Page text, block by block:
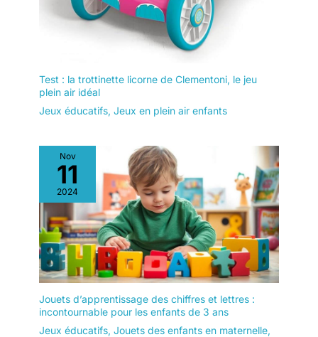
un cadeau précieux qui
séduit à la fois les
enfants et les parents.
Test : la trottinette licorne de Clementoni, le jeu
plein air idéal
Jeux éducatifs, Jeux en plein air enfants
Nov
11
2024
Jouets d’apprentissage des chiffres et lettres :
incontournable pour les enfants de 3 ans
Jeux éducatifs, Jouets des enfants en maternelle,